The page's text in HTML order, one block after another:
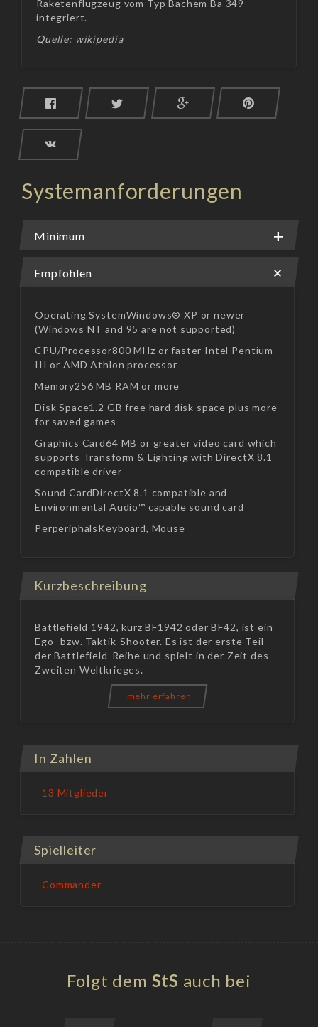
Raketenflugzeug vom Typ Bachem Ba 349
integriert.
Quelle: wikipedia
Systemanforderungen
Minimum
Empfohlen
Operating SystemWindows® XP or newer
(Windows NT and 95 are not supported)
CPU/Processor800 MHz or faster Intel Pentium
III or AMD Athlon processor
Memory256 MB RAM or more
Disk Space1.2 GB free hard disk space plus more
for saved games
Graphics Card64 MB or greater video card which
supports Transform & Lighting with DirectX 8.1
compatible driver
Sound CardDirectX 8.1 compatible and
Environmental Audio™ capable sound card
PerperiphalsKeyboard, Mouse
Kurzbeschreibung
Battlefield 1942, kurz BF1942 oder BF42, ist ein
Ego- bzw. Taktik-Shooter. Es ist der erste Teil
der Battlefield-Reihe und spielt in der Zeit des
Zweiten Weltkrieges.
mehr erfahren
In Zahlen
13 Mitglieder
Spielleiter
Commander
Folgt dem StS auch bei